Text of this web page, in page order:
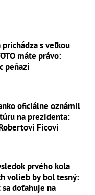
prichádza s veľkou
máte právo:
peňazí
oficiálne oznámil
na prezidenta:
Ficovi
prvého kola
volieb by bol tesný:
doťahuje na